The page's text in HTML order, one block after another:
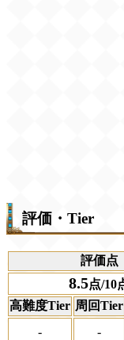
評価・Tier
評価点
8.5点/10
高難度Tier 周回Tier
-
-